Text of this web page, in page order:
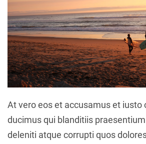
At vero eos et accusamus et iusto
ducimus qui blanditiis
deleniti atque corrupti quos